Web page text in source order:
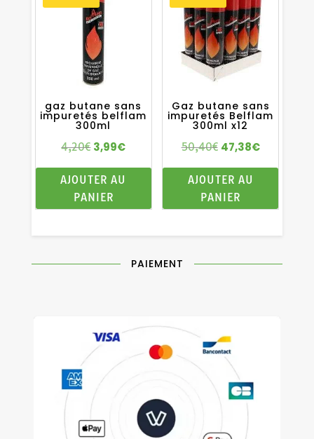
gaz butane sans
impuretés belflam
300ml
4,20€ Le
initial
était :
3,99€Le
AJOUTER AU
PANIER
Gaz butane sans
impuretés Belflam
300ml x12
50,40€ Le
initial
était :
47,38€Le
AJOUTER AU
PANIER
PAIEMENT